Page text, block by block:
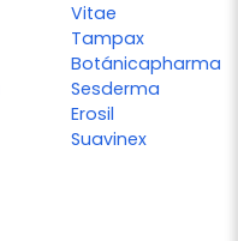
Vitae
Tampax
Botánicapharma
Sesderma
Erosil
Suavinex